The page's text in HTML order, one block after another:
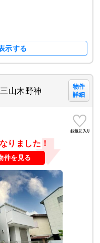
示する
山木野神
物件
詳細
りました！
件を見る